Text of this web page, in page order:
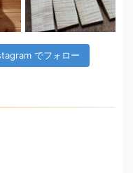
でフォロー